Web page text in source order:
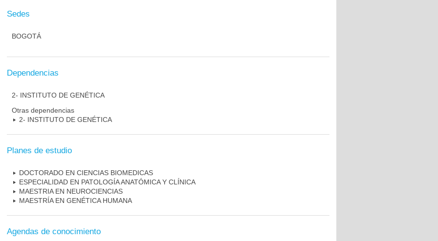
Sedes
BOGOTÁ
Dependencias
2- INSTITUTO DE GENÉTICA
Otras dependencias
2- INSTITUTO DE GENÉTICA
Planes de estudio
DOCTORADO EN CIENCIAS BIOMEDICAS
ESPECIALIDAD EN PATOLOGÍA ANATÓMICA Y CLÍNICA
MAESTRIA EN NEUROCIENCIAS
MAESTRÍA EN GENÉTICA HUMANA
Agendas de conocimiento